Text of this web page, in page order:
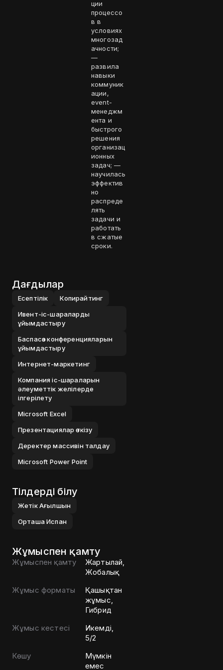
ции
процессо
в в
условиях
многозад
ачности;
—
развила
навыки
коммуник
ации,
event-
менеджм
ента и
быстрого
решения
организац
ионных
задач; —
научилась
эффектив
но
распреде
лять
задачи и
работать
в сжатые
сроки.
Дағдылар
Есептілік
Копирайтинг
Ивент-іс-шараларды
ұйымдастыру
Баспасөз конференцияларын
ұйымдастыру
Интернет-маркетинг
Компания іс-шараларын
әлеуметтік желілерде
ілгерілету
Microsoft Excel
Презентациялар өткізу
Деректер массивін талдау
Microsoft Power Point
Тілдерді білу
Жетік Ағылшын
ОрташаИспан
Жұмыспен қамту
Жұмыспен қамту
Жартылай,
Жобалық
Жұмыс форматы
Қашықтан
жұмыс,
Гибрид
Жұмыс кестесі
Икемді,
5/2
Көшу
Мүмкін
емес